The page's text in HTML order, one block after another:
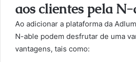
aos clientes pela
Ao adicionar a plataforma da
N-able podem desfrutar de uma
vantagens, tais como: